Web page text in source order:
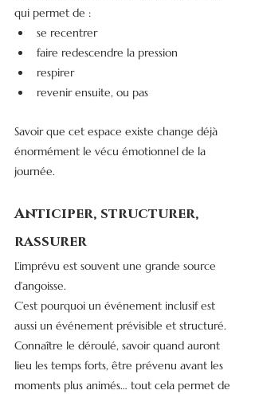
qui permet de :
se recentrer
faire redescendre la pression
respirer
revenir ensuite, ou pas
Savoir que cet espace existe change déjà
énormément le vécu émotionnel de la
journée.
Anticiper, structurer,
rassurer
L’imprévu est souvent une grande source
d’angoisse.
C’est pourquoi un événement inclusif est
aussi un événement prévisible et structuré.
Connaître le déroulé, savoir quand auront
lieu les temps forts, être prévenu avant les
moments plus animés… tout cela permet de